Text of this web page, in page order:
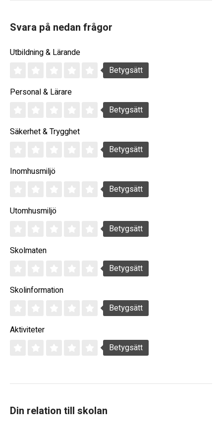
Svara på nedan frågor
Utbildning & Lärande
Betygsätt
Personal & Lärare
Betygsätt
Säkerhet & Trygghet
Betygsätt
Inomhusmiljö
Betygsätt
Utomhusmiljö
Betygsätt
Skolmaten
Betygsätt
Skolinformation
Betygsätt
Aktiviteter
Betygsätt
Din relation till skolan